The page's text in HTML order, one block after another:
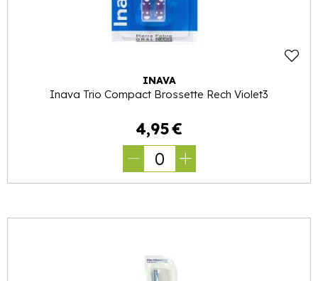
INAVA
Inava Trio Compact Brossette Rech Violet3
4,95€
0